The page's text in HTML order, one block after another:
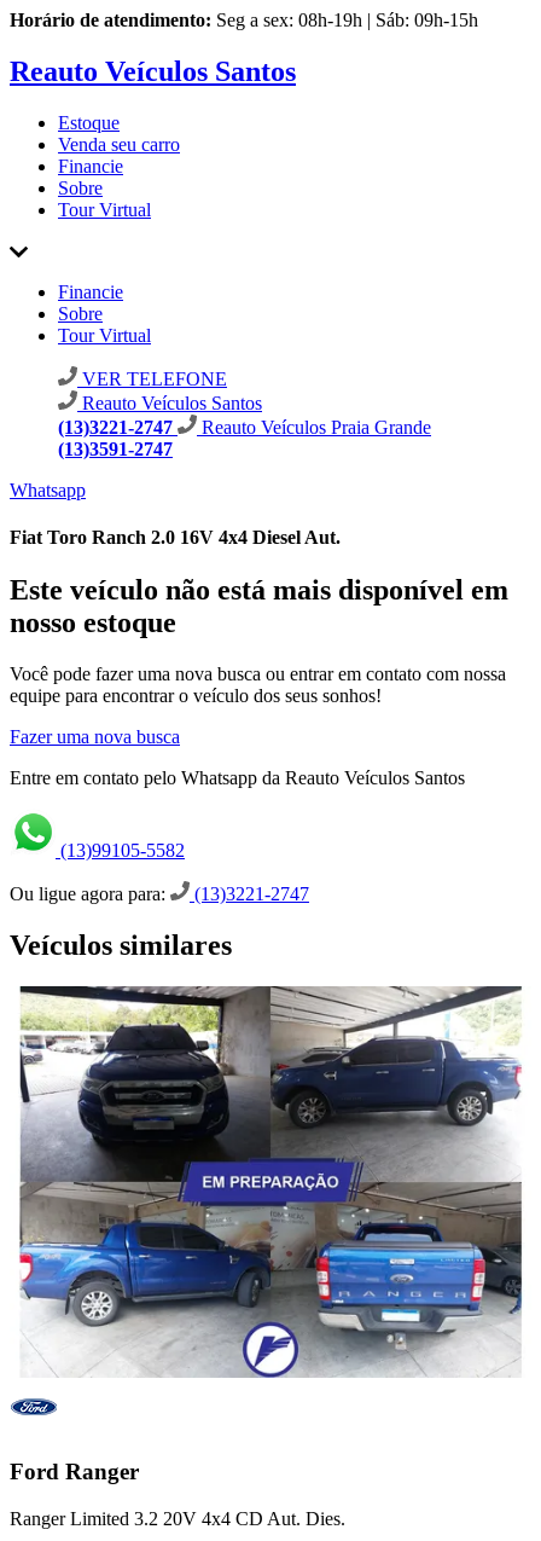
Horário de atendimento: Seg a sex: 08h-19h | Sáb: 09h-15h
Reauto Veículos Santos
Estoque
Venda seu carro
Financie
Sobre
Tour Virtual
Financie
Sobre
Tour Virtual
VER TELEFONE
Reauto Veículos Santos
(13)3221-2747
Reauto Veículos Praia Grande
(13)3591-2747
Whatsapp
Fiat Toro Ranch 2.0 16V 4x4 Diesel Aut.
Este veículo não está mais disponível em
nosso estoque
Você pode fazer uma nova busca ou entrar em contato com nossa
equipe para encontrar o veículo dos seus sonhos!
Fazer uma nova busca
Entre em contato pelo Whatsapp da Reauto Veículos Santos
(13)99105-5582
Ou ligue agora para: (13)3221-2747
Veículos similares
Ford Ranger
Ranger Limited 3.2 20V 4x4 CD Aut. Dies.